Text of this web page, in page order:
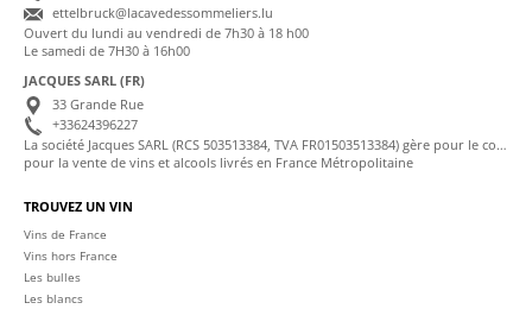
ettelbruck@lacavedessommeliers.lu
Ouvert du lundi au vendredi de 7h30 à 18 h00
Le samedi de 7H30 à 16h00
JACQUES SARL (FR)
33 Grande Rue
+33624396227
La société Jacques SARL (RCS 503513384, TVA FR01503513384) gère pour le compte de La Cave des Sommeliers les transactions bancaires et la facturation
pour la vente de vins et alcools livrés en France Métropolitaine
TROUVEZ UN VIN
Vins de France
Vins hors France
Les bulles
Les blancs